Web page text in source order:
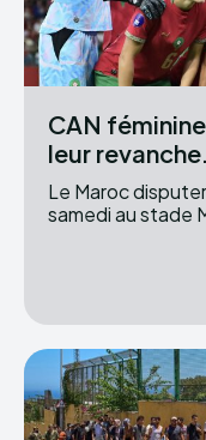
CAN
leur
Le Maroc
samedi au stade